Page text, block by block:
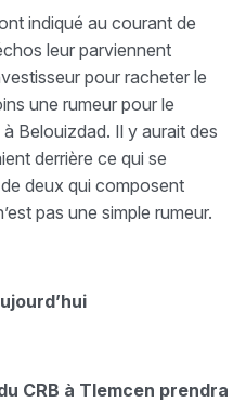
indiqué au courant de
leur parviennent
pour racheter le
une rumeur pour le
Belouizdad. Il y aurait des
derrière ce qui se
deux qui composent
pas une simple rumeur.
CRB à Tlemcen prendra